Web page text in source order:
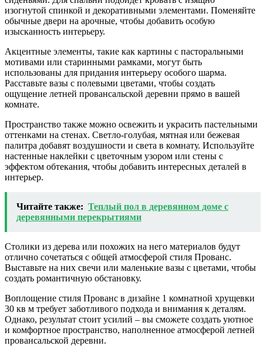
изогнутой спинкой и декоративными элементами. Поменяйте
обычные двери на арочные, чтобы добавить особую
изысканность интерьеру.
Акцентные элементы, такие как картины с пасторальными
мотивами или старинными рамками, могут быть
использованы для придания интерьеру особого шарма.
Расставьте вазы с полевыми цветами, чтобы создать
ощущение летней провансальской деревни прямо в вашей
комнате.
Пространство также можно освежить и украсить пастельными
оттенками на стенах. Светло-голубая, мятная или бежевая
палитра добавят воздушности и света в комнату. Используйте
настенные наклейки с цветочным узором или стены с
эффектом обтекания, чтобы добавить интересных деталей в
интерьер.
Читайте также: Теплый пол в деревянном доме с
деревянными перекрытиями
Столики из дерева или похожих на него материалов будут
отлично сочетаться с общей атмосферой стиля Прованс.
Выставьте на них свечи или маленькие вазы с цветами, чтобы
создать романтичную обстановку.
Воплощение стиля Прованс в дизайне 1 комнатной хрущевки
30 кв м требует заботливого подхода и внимания к деталям.
Однако, результат стоит усилий – вы сможете создать уютное
и комфортное пространство, наполненное атмосферой летней
провансальской деревни.